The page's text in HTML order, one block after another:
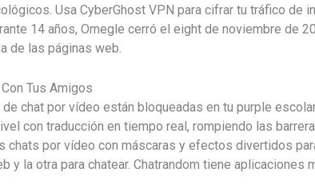
Usa CyberGhost VPN para cifrar tu tráfico de
14 años, Omegle cerró el eight de noviembre de
de las páginas web.
Tus Amigos
chat por vídeo están bloqueadas en tu purple
con traducción en tiempo real, rompiendo las
chats por vídeo con máscaras y efectos divertidos
y la otra para chatear. Chatrandom tiene